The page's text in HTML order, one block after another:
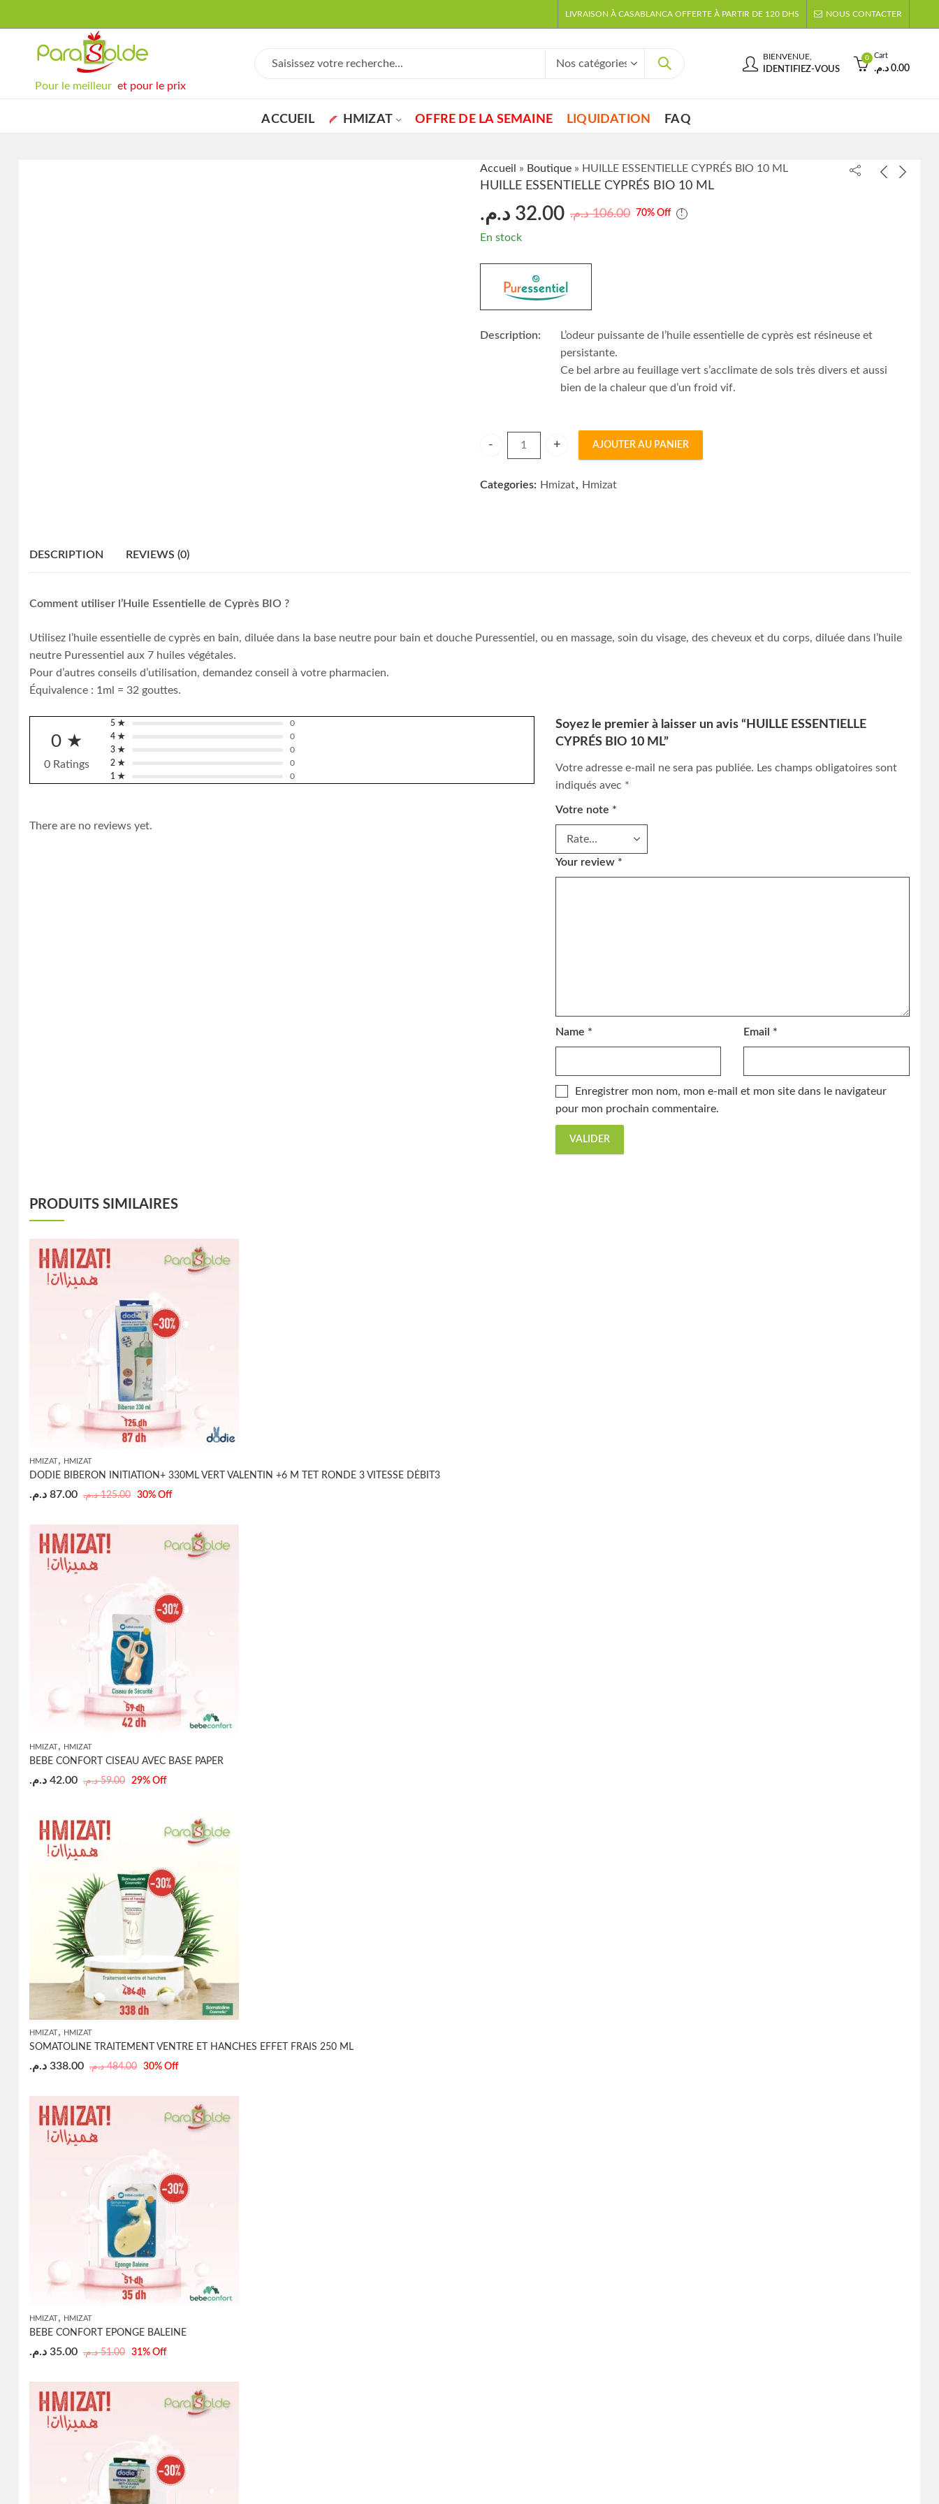
LIVRAISON À CASABLANCA OFFERTE À PARTIR DE 120 DHS NOUS CONTACTER
Pour le meilleur et pour le prix
BIENVENUE,
IDENTIFIEZ-VOUS
0 Cart
0.00 د.م.
ACCUEIL HMIZAT OFFRE DE LA SEMAINE LIQUIDATION FAQ
Accueil » Boutique» HUILLE ESSENTIELLE CYPRÉS BIO 10 ML
HUILLE ESSENTIELLE CYPRÉS BIO 10 ML
106.00 د.م. 32.00 د.م. 70% Off
En stock
Description:
L’odeur puissante de l’huile essentielle de cyprès est résineuse et
persistante.
Ce bel arbre au feuillage vert s’acclimate de sols très divers et aussi
bien de la chaleur que d’un froid vif.
AJOUTER AU PANIER
Categories: Hmizat, Hmizat
DESCRIPTION REVIEWS (0)
Comment utiliser l’Huile Essentielle de Cyprès BIO ?
Utilisez l’huile essentielle de cyprès en bain, diluée dans la base neutre pour bain et douche Puressentiel, ou en massage, soin du visage, des cheveux et du corps, diluée dans l’huile
neutre Puressentiel aux 7 huiles végétales.
Pour d’autres conseils d’utilisation, demandez conseil à votre pharmacien.
Équivalence : 1ml = 32 gouttes.
0 ★
0 Ratings
5 ★
0
4 ★
0
3 ★
0
2 ★
0
1 ★
0
There are no reviews yet.
Soyez le premier à laisser un avis “HUILLE ESSENTIELLE
CYPRÉS BIO 10 ML”
Votre adresse e-mail ne sera pas publiée. Les champs obligatoires sont
indiqués avec *
Votre note *
Your review *
Name * Email *
Enregistrer mon nom, mon e-mail et mon site dans le navigateur
pour mon prochain commentaire.
PRODUITS SIMILAIRES
HMIZAT, HMIZAT
DODIE BIBERON INITIATION+ 330ML VERT VALENTIN +6 M TET RONDE 3 VITESSE DÉBIT3
125.00 د.م. 87.00 د.م. 30% Off
HMIZAT, HMIZAT
BEBE CONFORT CISEAU AVEC BASE PAPER
59.00 د.م. 42.00 د.م. 29% Off
HMIZAT, HMIZAT
SOMATOLINE TRAITEMENT VENTRE ET HANCHES EFFET FRAIS 250 ML
484.00 د.م. 338.00 د.م. 30% Off
HMIZAT, HMIZAT
BEBE CONFORT EPONGE BALEINE
51.00 د.م. 35.00 د.م. 31% Off